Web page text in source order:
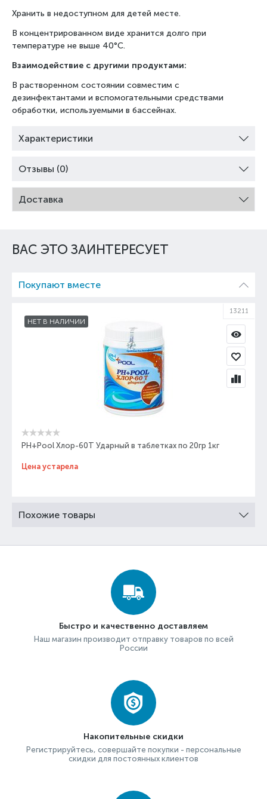
Хранить в недоступном для детей месте.
В концентрированном виде хранится долго при
температуре не выше 40°C.
Взаимодействие с другими продуктами:
В растворенном состоянии совместим с
дезинфектантами и вспомогательными средствами
обработки, используемыми в бассейнах.
Характеристики
Отзывы (0)
Доставка
ВАС ЭТО ЗАИНТЕРЕСУЕТ
Покупают вместе
НЕТ В НАЛИЧИИ
13211
PH+Pool Хлор-60Т Ударный в таблетках по 20гр 1кг
Цена устарела
Похожие товары
Быстро и качественно доставляем
Наш магазин производит отправку товаров по всей
России
Накопительные скидки
Регистрируйтесь, совершайте покупки - персональные
скидки для постоянных клиентов